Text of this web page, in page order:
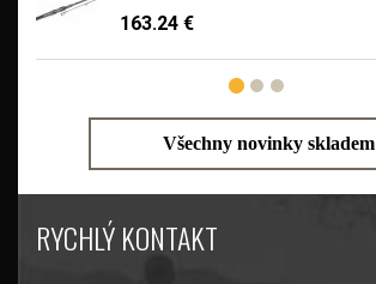
163.24 €
Všechny novinky skladem
RYCHLÝ KONTAKT